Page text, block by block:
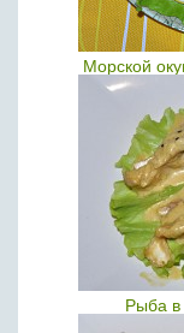
Морской
Рыба в